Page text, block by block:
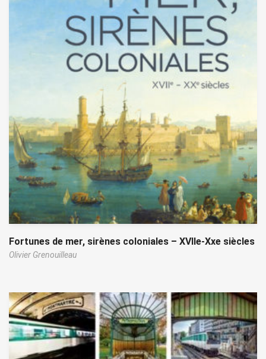
Fortunes de mer, sirènes coloniales – XVIIe-Xxe siècles
Olivier Grenouilleau